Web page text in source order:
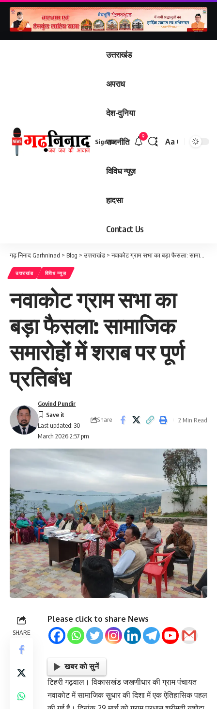
उत्तराखंड
अपराध
देश-दुनिया
राजनीति
विविध न्यूज़
हादसा
Contact Us
Sign In
9
Font
Aa
गढ़ निनाद Garhninad > Blog >उत्तराखंड >नवाकोट ग्राम सभा का बड़ा फैसला: सामाजिक समारोहों में शराब पर पूर्ण प्रतिबंध
उत्तराखंड विविध न्यूज़
नवाकोट ग्राम सभा का
बड़ा फैसला: सामाजिक
समारोहों में शराब पर पूर्ण
प्रतिबंध
Last updated: 30
March 2026 2:57 pm
Govind Pundir
Share 2 Min Read
SHARE
Please click to share News
खबर को सुनें
टिहरी गढ़वाल। विकासखंड जखणीधार की ग्राम पंचायत
नवाकोट में सामाजिक सुधार की दिशा में एक ऐतिहासिक पहल